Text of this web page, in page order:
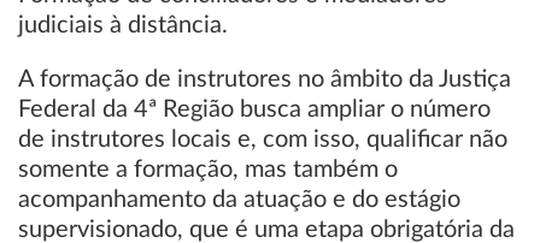
judiciais à distância.
A formação de instrutores no âmbito da Justiça
Federal da 4ª Região busca ampliar o número
de instrutores locais e, com isso, qualificar não
somente a formação, mas também o
acompanhamento da atuação e do estágio
supervisionado, que é uma etapa obrigatória da